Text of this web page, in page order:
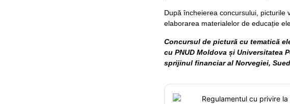
După încheierea concursului, picturile
elaborarea materialelor de educație
Concursul de pictură cu tematică
cu PNUD Moldova și Universitatea
sprijinul financiar al Norvegiei,
Regulamentul cu privire